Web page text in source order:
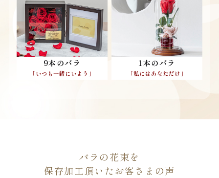
9本のバラ
「いつも一緒にいよう」
1本のバラ
「私にはあなただけ」
バラの花束を
保存加工頂いたお客さまの声